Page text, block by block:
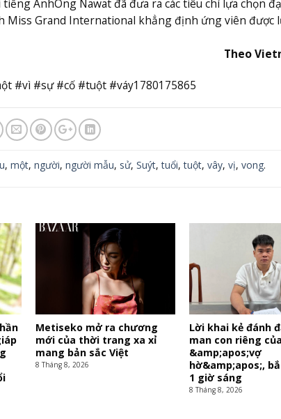
tiếng AnhÔng Nawat đã đưa ra các tiêu chí lựa chọn
Miss Grand International khẳng định ứng viên được
Theo
#vì #sự #cố #tuột #váy1780175865
, một, người, người mẫu, sử, Suýt,tuổi,tuột, vây, vị, vong.
Metiseko mở ra chương
mới của thời trang xa xỉ
mang bản sắc Việt
8 Tháng 8, 2026
Lời khai kẻ đánh
man con riêng của
&amp;apos;vợ
hờ&amp;apos;,
1 giờ sáng
8 Tháng 8, 2026